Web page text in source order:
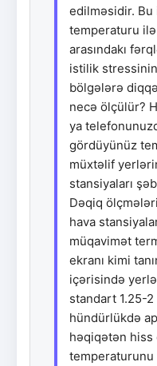
edilməsidir. Bu
temperaturu
arasındakı
istilik
bölgələrə
necə ölçülür?
ya
gördüyünüz
müxtəlif
stansiyaları
Dəqiq
hava
müqavimət
ekranı kimi
içərisində
standart 1.25-
hündürlükdə
həqiqətən hiss